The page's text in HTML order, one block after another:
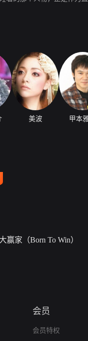
像孩子一样眼睛闪闪发
觉折磨得很厉害…！？
美波 甲本
赢家（Born To Win）
会员
会员特权